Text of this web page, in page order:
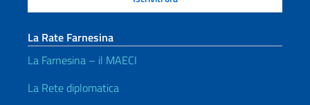
La Rate Farnesina
La Farnesina – il MAECI
La Rete diplomatica